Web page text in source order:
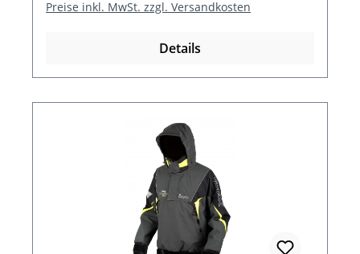
Preise inkl. MwSt. zzgl. Versandkosten
Details